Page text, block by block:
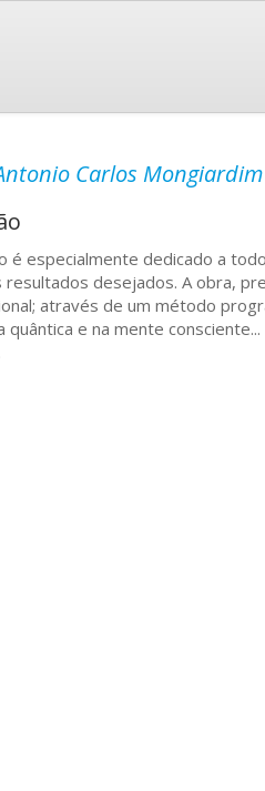
Carlos
é especialmente dedicado a
desejados. A obra,
através de um método
quântica e na mente